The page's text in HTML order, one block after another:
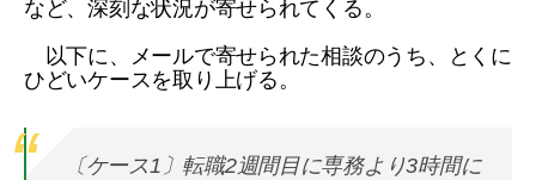
など、深刻な状況が寄せられてくる。
以下に、メールで寄せられた相談のうち、とくに
ひどいケースを取り上げる。
〔ケース1〕転職2週間目に専務より3時間に